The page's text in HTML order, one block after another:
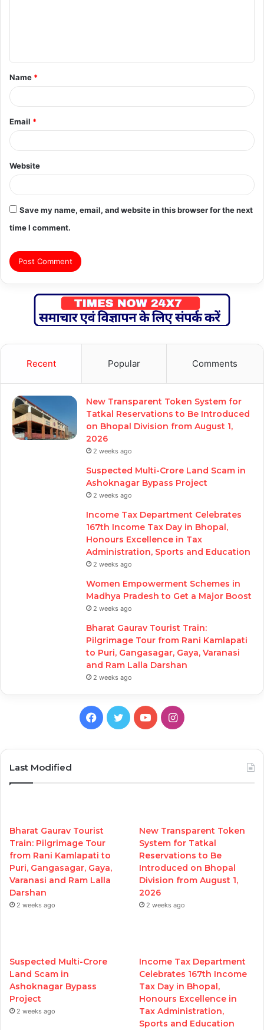
t
*
Name *
Email *
Website
Save my name, email, and website in this browser for the next
time I comment.
Recent Popular Comments
New Transparent Token System for
Tatkal Reservations to Be Introduced
on Bhopal Division from August 1,
2026
2 weeks ago
Suspected Multi-Crore Land Scam in
Ashoknagar Bypass Project
2 weeks ago
Income Tax Department Celebrates
167th Income Tax Day in Bhopal,
Honours Excellence in Tax
Administration, Sports and Education
2 weeks ago
Women Empowerment Schemes in
Madhya Pradesh to Get a Major Boost
2 weeks ago
Bharat Gaurav Tourist Train:
Pilgrimage Tour from Rani Kamlapati
to Puri, Gangasagar, Gaya, Varanasi
and Ram Lalla Darshan
2 weeks ago
Facebook
TwitterYouTubeInstagram
Last Modified
Bharat Gaurav Tourist
Train: Pilgrimage Tour
from Rani Kamlapati to
Puri, Gangasagar, Gaya,
Varanasi and Ram Lalla
Darshan
2 weeks ago
New Transparent Token
System for Tatkal
Reservations to Be
Introduced on Bhopal
Division from August 1,
2026
2 weeks ago
Suspected Multi-Crore
Land Scam in
Ashoknagar Bypass
Project
2 weeks ago
Income Tax Department
Celebrates 167th Income
Tax Day in Bhopal,
Honours Excellence in
Tax Administration,
Sports and Education